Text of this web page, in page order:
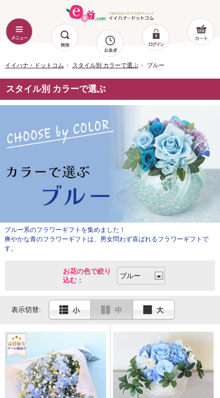
イイハナ・ドットコム スタイル別 カラーで選ぶ ブルー
スタイル別 カラーで選ぶ
ブルー系のフラワーギフトを集めました！
爽やかな青のフラワーギフトは、男女問わず喜ばれるフラワーギフトで
す。
お花の色で絞り
込む：
表示切替: